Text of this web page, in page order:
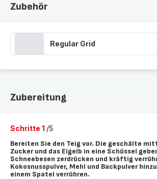
Zubehör
Regular Grid
Zubereitung
Schritte 1 /5
Bereiten Sie den Teig vor. Die geschälte
Zucker und das Eigelb in eine Schüssel
Schneebesen zerdrücken und kräftig
Kokosnusspulver, Mehl und Backpulver
einem Spatel verrühren.